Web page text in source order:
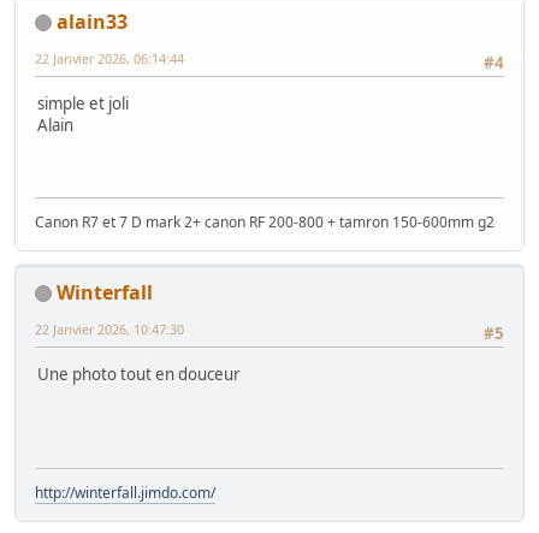
alain33
#4
22 Janvier 2026, 06:14:44
simple et joli
Alain
Canon R7 et 7 D mark 2+ canon RF 200-800 + tamron 150-600mm g2
Winterfall
#5
22 Janvier 2026, 10:47:30
Une photo tout en douceur
http://winterfall.jimdo.com/